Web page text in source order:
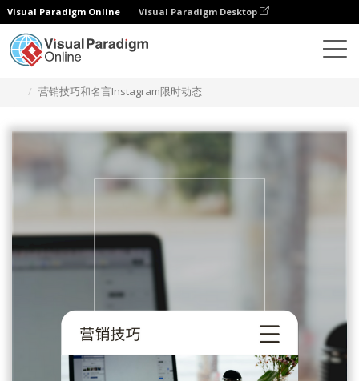
Visual Paradigm Online Visual Paradigm Desktop
营销技巧和名言Instagram限时动态